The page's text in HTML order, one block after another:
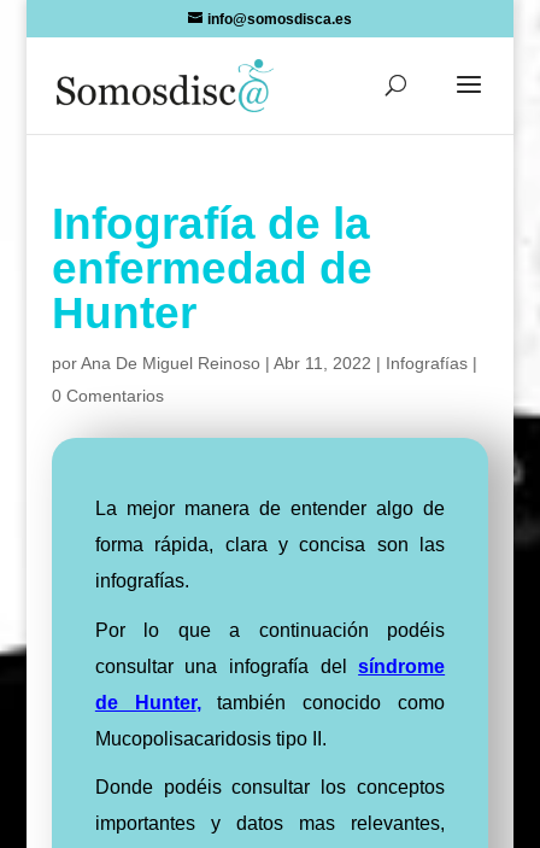
info@somosdisca.es
Infografía de la
enfermedad de
Hunter
porAna De Miguel Reinoso| Abr 11, 2022 | Infografías|
0 Comentarios
La mejor manera de entender algo de
forma rápida, clara y concisa son las
infografías.
Por lo que a continuación podéis
consultar una infografía delsíndrome
de Hunter,también conocido como
Mucopolisacaridosis tipo II.
Donde podéis consultar los conceptos
importantes y datos mas relevantes,